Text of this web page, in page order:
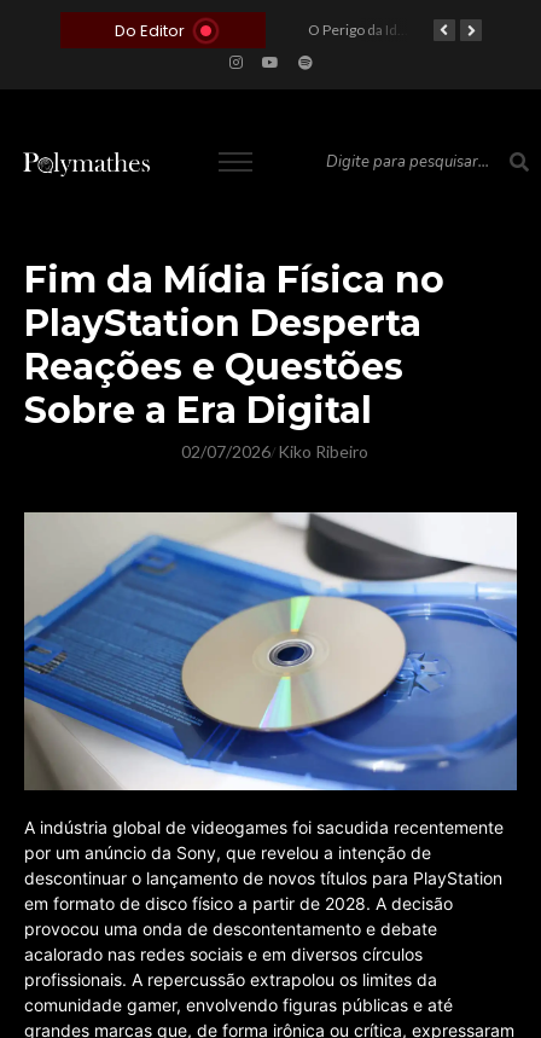
Do Editor A Roleta da Miséria: Quando a Devoção Cega Encontra o Link na Bio. A Queda do Brasileiro Pelas Mãos de Seus Influencers. O Perigo da Ideologia Desenfreada na Justiça: Quando a Pauta Política Substitui a Pena Criminal O Preço de um Escândalo: A Discrepância Entre o “Filme de Bolsonaro” e a Realidade do Cinema Mundial
Fim da Mídia Física no
PlayStation Desperta
Reações e Questões
Sobre a Era Digital
02/07/2026/ Kiko Ribeiro
A indústria global de videogames foi sacudida recentemente
por um anúncio da Sony, que revelou a intenção de
descontinuar o lançamento de novos títulos para PlayStation
em formato de disco físico a partir de 2028. A decisão
provocou uma onda de descontentamento e debate
acalorado nas redes sociais e em diversos círculos
profissionais. A repercussão extrapolou os limites da
comunidade gamer, envolvendo figuras públicas e até
grandes marcas que, de forma irônica ou crítica, expressaram